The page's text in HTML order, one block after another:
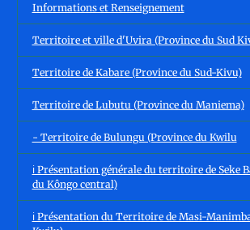
Informations et Renseignement
Territoire et ville d'Uvira (Province du Sud
Territoire de Kabare (Province du Sud-Kivu)
Territoire de Lubutu (Province du Maniema)
- Territoire de Bulungu (Province du Kwilu
ℹ️ Présentation générale du territoire de Seke
du Kôngo central)
ℹ️ Présentation du Territoire de Masi-